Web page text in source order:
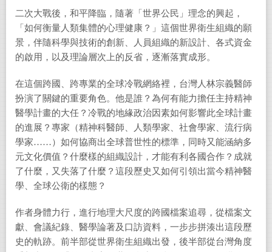
二次大戰後，和平降臨，隨著「世界公民」理念的興起，
「如何衡量人類集體的心理健康？」這個世界衛生組織的願
景，伴隨科學與技術的創新、人員組織的新設計、各式資金
的啟用，以及理論層次上的反省，逐漸落實成形。
在這個跨國、跨專業的全球冷戰網絡裡，台灣人林宗義醫師
扮演了關鍵的重要角色。他是誰？為何有能力擔任主持精神
醫學計畫的大任？冷戰的地緣政治因素如何影響此全球計畫
的進展？專家（精神科醫師、人類學家、社會學家、流行病
學家……）如何協商出全球普世性的標準，同時又能涵納多
元文化價值？什麼樣的組織設計，才能有利各國合作？成就
了什麼，又失落了什麼？這段歷史又如何引領出當今精神醫
學、全球公衛的樣態？
作者身體力行，進行地理大尺度的跨國檔案追尋，從檔案文
獻、會議紀錄、醫學論著及口訪資料，一步步拼湊出這段歷
史的軌跡。前半部從世界衛生組織出發，後半部從台灣角度